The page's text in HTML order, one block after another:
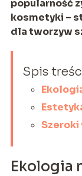
popularność
kosmetyki –
dla tworzyw
Spis
Szeroki
Ekologia